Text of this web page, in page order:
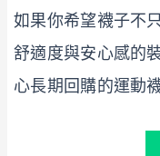
如果你希望襪子不
舒適度與安心感的
心長期回購的運動